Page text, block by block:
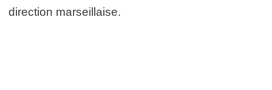
direction marseillaise.